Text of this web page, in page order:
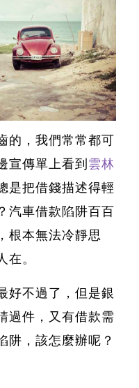
的，我們常常都可
宣傳單上看到 雲林
是把借錢描述得輕
汽車借款陷阱百百
根本無法冷靜思
。
好不過了，但是銀
過件，又有借款需
阱 ，該怎麼辦呢？